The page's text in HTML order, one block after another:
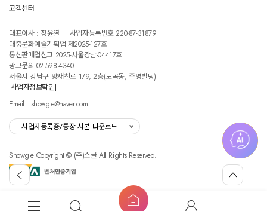
홈
버
튼
뒤
가
섭
외
공
고
맨
위
로
고객센터
대표이사 : 장윤열
사업자등록번호 220-87-31879
대중문화예술기획업 제2025-127호
통신판매업신고 2025-서울강남-04417호
광고문의 02-598-4340
서울시 강남구 양재천로 179, 2층(도곡동, 주영빌딩)
[사업자정보확인]
Email : showgle@naver.com
사업자등록증/통장 사본 다운로드
Showgle Copyright © (주)쇼글 All Rights Reserved.